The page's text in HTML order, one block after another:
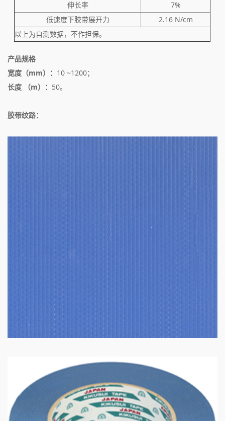
伸长率
7%
低速度下胶带展开力
2.16 N/cm
以上为自测数据，不作担保。
产品规格
宽度（mm）： 10 ~1200；
长度 （m）： 50。
胶带纹路：